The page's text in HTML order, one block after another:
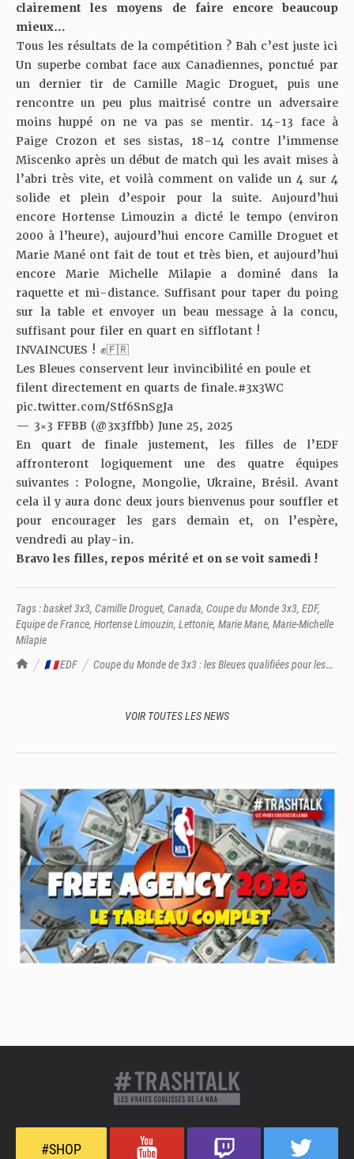
TrashTalk Actu NBA
🇫🇷 EDF
Coupe du Monde de 3x3 : les Bleues qualifiées pour les
clairement les moyens de faire encore beaucoup
mieux…
Tous les résultats de la compétition ? Bah c’est juste ici
Un superbe combat face aux Canadiennes, ponctué par
un dernier tir de Camille Magic Droguet, puis une
rencontre un peu plus maitrisé contre un adversaire
moins huppé on ne va pas se mentir. 14-13 face à
Paige Crozon et ses sistas, 18-14 contre l’immense
Miscenko après un début de match qui les avait mises à
l’abri très vite, et voilà comment on valide un 4 sur 4
solide et plein d’espoir pour la suite. Aujourd’hui
encore Hortense Limouzin a dicté le tempo (environ
2000 à l’heure), aujourd’hui encore Camille Droguet et
Marie Mané ont fait de tout et très bien, et aujourd’hui
encore Marie Michelle Milapie a dominé dans la
raquette et mi-distance. Suffisant pour taper du poing
sur la table et envoyer un beau message à la concu,
suffisant pour filer en quart en sifflotant !
INVAINCUES ! ✊🇫🇷
Les Bleues conservent leur invincibilité en poule et
filent directement en quarts de finale.#3x3WC
pic.twitter.com/Stf6SnSgJa
— 3×3 FFBB (@3x3ffbb) June 25, 2025
En quart de finale justement, les filles de l’EDF
affronteront logiquement une des quatre équipes
suivantes : Pologne, Mongolie, Ukraine, Brésil. Avant
cela il y aura donc deux jours bienvenus pour souffler et
pour encourager les gars demain et, on l’espère,
vendredi au play-in.
Bravo les filles, repos mérité et on se voit samedi !
Tags :basket 3x3, Camille Droguet, Canada, Coupe du Monde 3x3, EDF,
Equipe de France, Hortense Limouzin, Lettonie, Marie Mane, Marie-Michelle
Milapie
VOIR TOUTES LES NEWS
#SHOP